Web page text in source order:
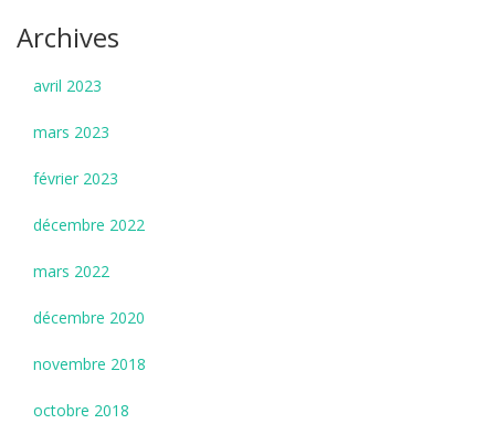
Archives
avril 2023
mars 2023
février 2023
décembre 2022
mars 2022
décembre 2020
novembre 2018
octobre 2018